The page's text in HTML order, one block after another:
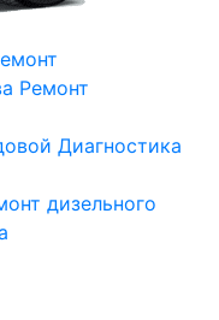
Ремонт
Диагностика
дизельного